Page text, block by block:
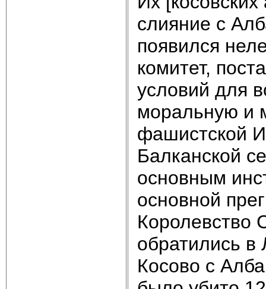
слияние с
появился
комитет,
условий для
моральную и
фашистской
Балканской
основным
основной
Королевство
обратились в
Косово с